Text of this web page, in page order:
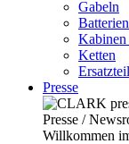
Gabeln
Kabinen
Ketten
Presse
Presse /
Willkommen